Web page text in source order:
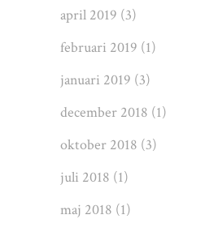
april 2019 (3)
februari 2019 (1)
januari 2019 (3)
december 2018 (1)
oktober 2018 (3)
juli 2018 (1)
maj 2018 (1)